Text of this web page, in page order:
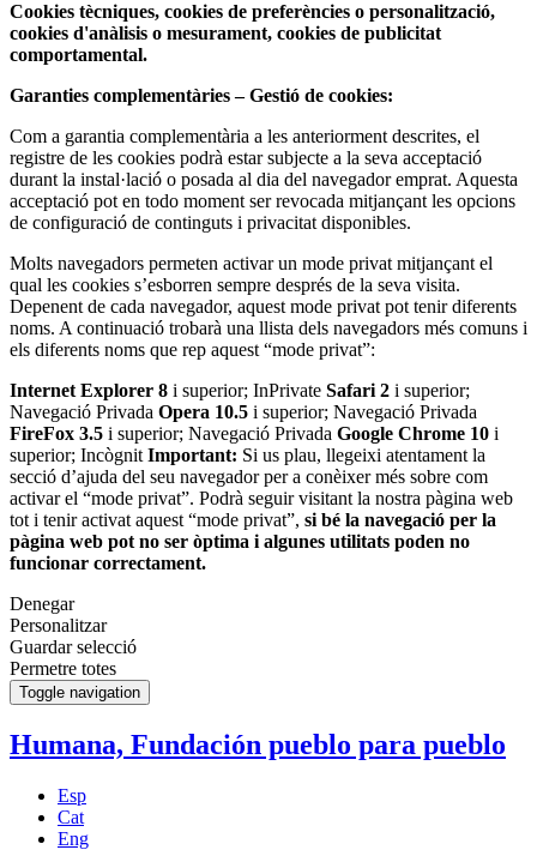
Cookies tècniques, cookies de preferències o personalització,
cookies d'anàlisis o mesurament, cookies de publicitat
comportamental.
Garanties complementàries – Gestió de cookies:
Com a garantia complementària a les anteriorment descrites, el
registre de les cookies podrà estar subjecte a la seva acceptació
durant la instal·lació o posada al dia del navegador emprat. Aquesta
acceptació pot en todo moment ser revocada mitjançant les opcions
de configuració de continguts i privacitat disponibles.
Molts navegadors permeten activar un mode privat mitjançant el
qual les cookies s’esborren sempre després de la seva visita.
Depenent de cada navegador, aquest mode privat pot tenir diferents
noms. A continuació trobarà una llista dels navegadors més comuns i
els diferents noms que rep aquest “mode privat”:
Internet Explorer 8 i superior; InPrivate Safari 2 i superior;
Navegació Privada Opera 10.5 i superior; Navegació Privada
FireFox 3.5 i superior; Navegació Privada Google Chrome 10 i
superior; IncògnitImportant: Si us plau, llegeixi atentament la
secció d’ajuda del seu navegador per a conèixer més sobre com
activar el “mode privat”. Podrà seguir visitant la nostra pàgina web
tot i tenir activat aquest “mode privat”, si bé la navegació per la
pàgina web pot no ser òptima i algunes utilitats poden no
funcionar correctament.
Denegar
Personalitzar
Guardar selecció
Permetre totes
Toggle navigation
Humana, Fundación pueblo para pueblo
Esp
Cat
Eng